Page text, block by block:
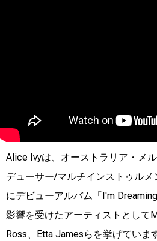
Alice Ivyは、オーストラリア・メ
デューサー/マルチインストゥルメ
にデビューアルバム「I'm
影響を受けたアーティストとして
Ross、Etta Jamesらを挙げていま